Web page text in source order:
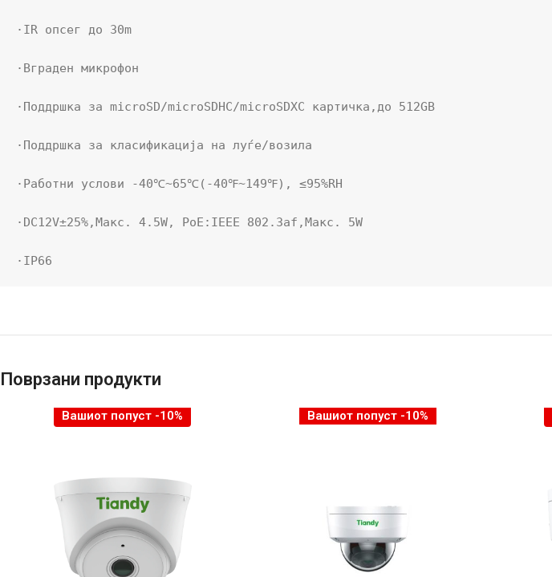
·IR опсег до 30m
·Вграден микрофон
·Поддршка за microSD/microSDHC/microSDXC картичка,до 512GB
·Поддршка за класификација на луѓе/возила
·Работни услови -40℃~65℃(-40℉~149℉), ≤95%RH
·DC12V±25%,Макс. 4.5W, PoE:IEEE 802.3af,Макс. 5W
·IP66
Поврзани продукти
Вашиот попуст -10% Вашиот попуст -10%